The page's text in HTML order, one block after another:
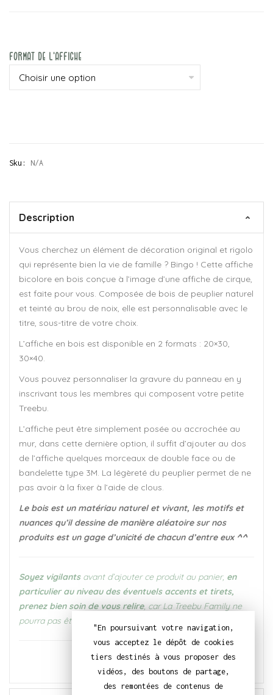
Format De L'affiche
Sku: N/A
Description
Vous cherchez un élément de décoration original et rigolo
qui représente bien la vie de famille ? Bingo ! Cette affiche
bicolore en bois conçue à l’image d’une affiche de cirque,
est faite pour vous. Composée de bois de peuplier naturel
et teinté au brou de noix, elle est personnalisable avec le
titre, sous-titre de votre choix.
L’affiche en bois est disponible en 2 formats : 20×30,
30×40.
Vous pouvez personnaliser la gravure du panneau en y
inscrivant tous les membres qui composent votre petite
Treebu.
L’affiche peut être simplement posée ou accrochée au
mur, dans cette dernière option, il suffit d’ajouter au dos
de l’affiche quelques morceaux de double face ou de
bandelette type 3M. La légèreté du peuplier permet de ne
pas avoir à la fixer à l’aide de clous.
Le bois est un matériau naturel et vivant, les motifs et
nuances qu’il dessine de manière aléatoire sur nos
produits est un gage d’unicité de chacun d’entre eux ^^
Soyez vigilantsavant d’ajouter ce produit au panier, en
particulier au niveau des éventuels accents et tirets,
prenez bien soin de vous relire, car La Treebu Family ne
pourra pas être tenue responsable en cas de faute.
"En poursuivant votre navigation,
vous acceptez le dépôt de cookies
tiers destinés à vous proposer des
vidéos, des boutons de partage,
des remontées de contenus de